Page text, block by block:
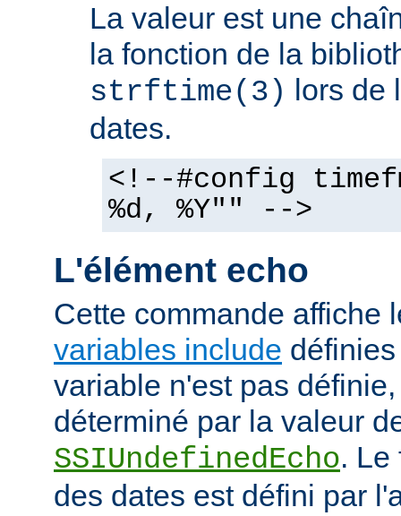
La valeur est une
la fonction de la
strftime(3) lors de
dates.
<!--#config
%d, %Y"" -->
L'élément echo
Cette commande affiche
variables include
variable n'est pas
déterminé par la valeur
SSIUndefinedEcho. Le
des dates est défini par